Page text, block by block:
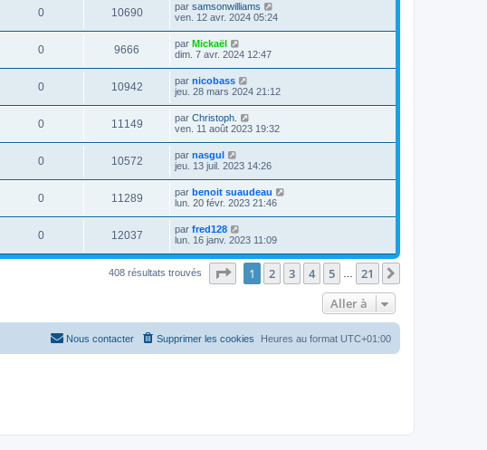
0 10690 par samsonwilliams
ven. 12 avr. 2024 05:24
0 9666 par Mickaël
dim. 7 avr. 2024 12:47
0 10942 par nicobass
jeu. 28 mars 2024 21:12
0 11149 par Christoph.
ven. 11 août 2023 19:32
0 10572 par nasgul
jeu. 13 juil. 2023 14:26
0 11289 par benoit suaudeau
lun. 20 févr. 2023 21:46
0 12037 par fred128
lun. 16 janv. 2023 11:09
408 résultats trouvés Page sur21
1 2 3 4 5 21
Aller à
Heures au format UTC+01:00
Supprimer les cookies
Nous contacter